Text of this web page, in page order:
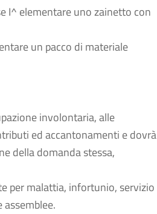
I^ elementare uno zainetto con
un pacco di materiale
involontaria, alle
ed accantonamenti e dovrà
della domanda stessa,
per malattia, infortunio, servizio